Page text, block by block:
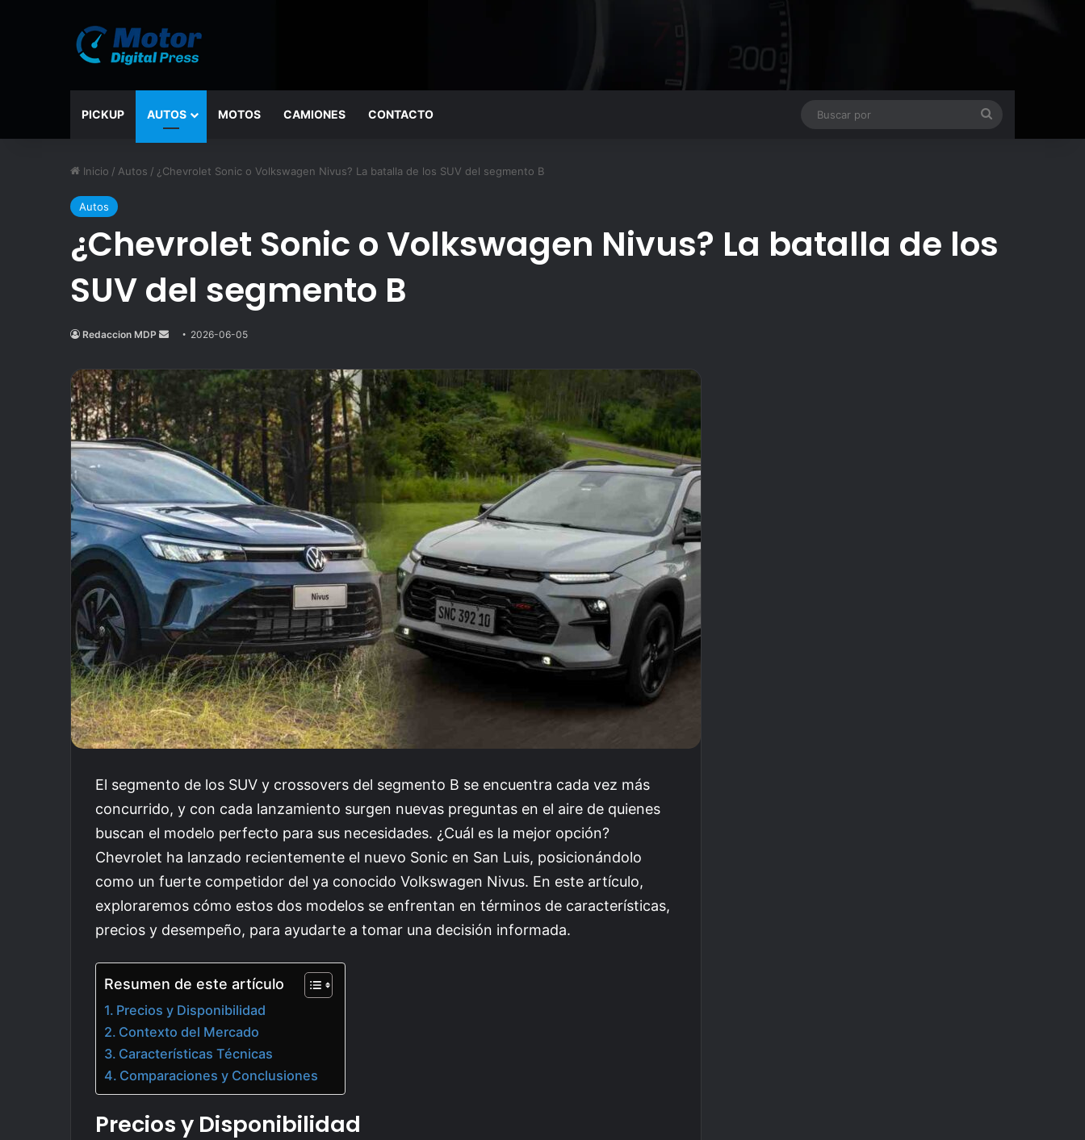
PICKUP AUTOS MOTOS CAMIONES CONTACTO
Inicio / Autos / ¿Chevrolet Sonic o Volkswagen Nivus? La batalla de los SUV del segmento B
Autos
¿Chevrolet Sonic o Volkswagen Nivus? La batalla de los
SUV del segmento B
Redaccion MDP
Send
email
2026-06-05
El segmento de los SUV y crossovers del segmento B se encuentra cada vez más
concurrido, y con cada lanzamiento surgen nuevas preguntas en el aire de quienes
buscan el modelo perfecto para sus necesidades. ¿Cuál es la mejor opción?
Chevrolet ha lanzado recientemente el nuevo Sonic en San Luis, posicionándolo
como un fuerte competidor del ya conocido Volkswagen Nivus. En este artículo,
exploraremos cómo estos dos modelos se enfrentan en términos de características,
precios y desempeño, para ayudarte a tomar una decisión informada.
Resumen de este artículo
Precios y Disponibilidad
Contexto del Mercado
Características Técnicas
Comparaciones y Conclusiones
Precios y Disponibilidad